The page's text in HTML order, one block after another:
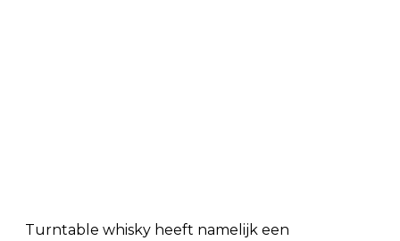
Turntable whisky heeft namelijk een